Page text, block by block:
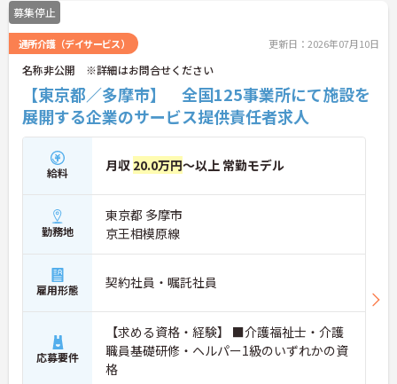
募集停止
通所介護（デイサービス） 更新日：2026年07月10日
名称非公開 ※詳細はお問合せください
【東京都／多摩市】 全国125事業所にて施設を
展開する企業のサービス提供責任者求人
給料 月収 20.0万円～以上 常勤モデル
勤務地
東京都 多摩市
京王相模原線
雇用形態 契約社員・嘱託社員
応募要件
【求める資格・経験】 ■介護福祉士・介護
職員基礎研修・ヘルパー1級のいずれかの資
格